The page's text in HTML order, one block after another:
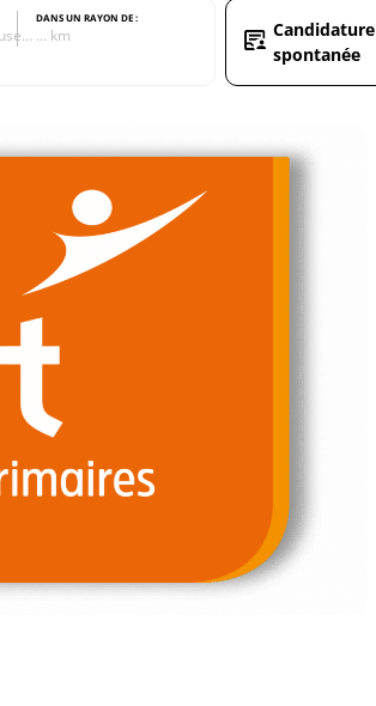
DANS UN RAYON DE :
… km
Candidature
spontanée